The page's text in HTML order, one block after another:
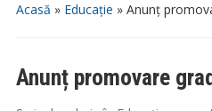
Acasă » Educație » Anunț
Anunț promovare